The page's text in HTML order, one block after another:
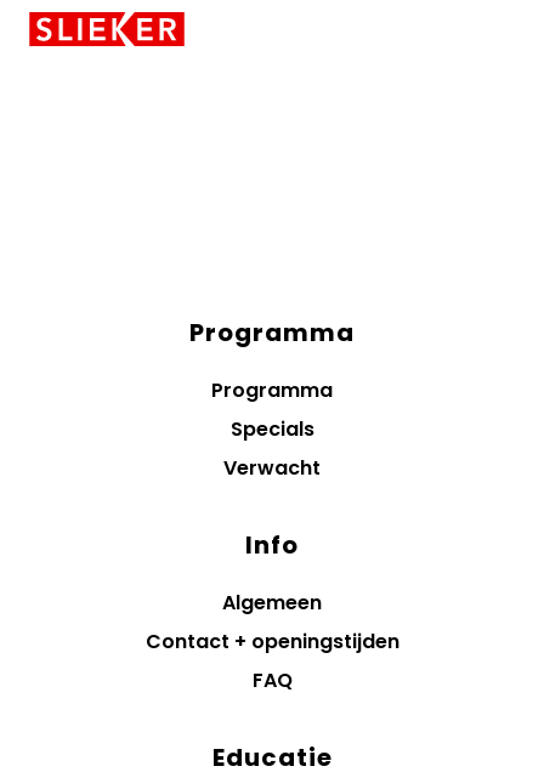
Skiplinks
Programma
Programma
Specials
Verwacht
Info
Algemeen
Contact + openingstijden
FAQ
Educatie